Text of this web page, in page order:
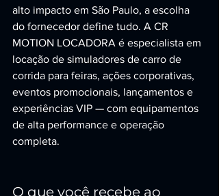
alto impacto em São Paulo, a escolha
do fornecedor define tudo. A CR
MOTION LOCADORA é especialista em
locação de simuladores de carro de
corrida para feiras, ações corporativas,
eventos promocionais, lançamentos e
experiências VIP — com equipamentos
de alta performance e operação
completa.
O que você recebe ao